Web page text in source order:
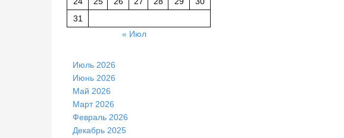
31
« Июл
Июль 2026
Июнь 2026
Май 2026
Март 2026
Февраль 2026
Декабрь 2025